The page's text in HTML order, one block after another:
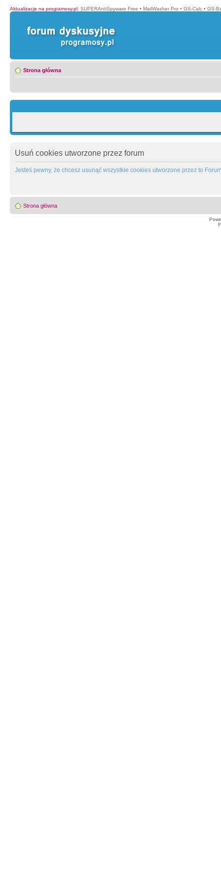
Aktualizacje na programosy.pl: SUPERAntiSpyware Free • MailWasher Pro • GS-Calc • GS-
Strona główna
Usuń cookies utworzone przez forum
Jesteś pewny, że chcesz usunąć wszystkie cookies utworzone przez to
Strona główna